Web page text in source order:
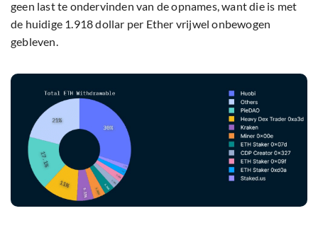
geen last te ondervinden van de opnames, want die is met
de huidige 1.918 dollar per Ether vrijwel onbewogen
gebleven.